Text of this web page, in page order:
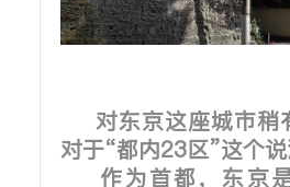
对东京这座城市稍
对于“都内23区”这个说
作为首都，东京